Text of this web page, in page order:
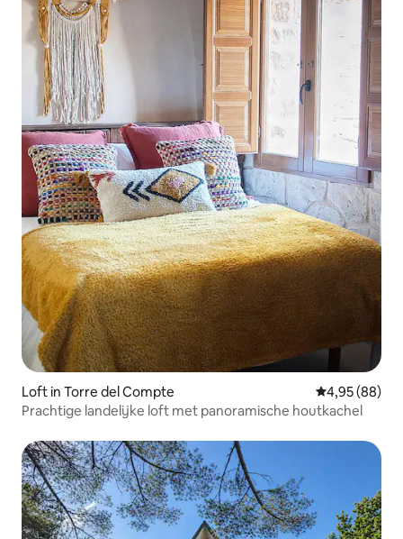
Loft in Torre del Compte Gemiddelde
4,95 (88)
Prachtige landelijke loft met panoramische houtkachel